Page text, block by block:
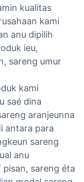
kualitas
kami
anu dipilih
ieu,
sareng umur
kami
saé dina
aranjeunna
antara para
sareng
anu
sareng éta